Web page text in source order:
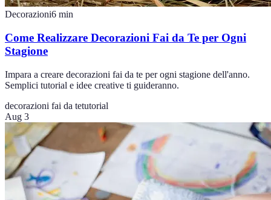
Decorazioni6 min
Come Realizzare Decorazioni Fai da Te per Ogni
Stagione
Impara a creare decorazioni fai da te per ogni stagione dell'anno.
Semplici tutorial e idee creative ti guideranno.
decorazioni fai da tetutorial
Aug 3